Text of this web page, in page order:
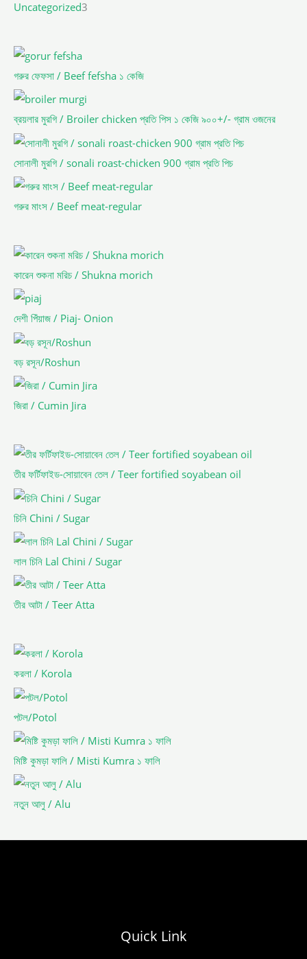
Uncategorized3
গরুর ফেফসা / Beef fefsha ১ কেজি
ব্রয়লার মুরগি / Broiler chicken প্রতি পিস ১ কেজি ৯০০+/- গ্রাম ওজনের
সোনালী মুরগি / sonali roast-chicken 900 গ্রাম প্রতি পিচ
গরুর মাংস / Beef meat-regular
কারেন শুকনা মরিচ / Shukna morich
দেশী পিঁয়াজ / Piaj- Onion
বড় রসূন/Roshun
জিরা / Cumin Jira
তীর ফর্টিফাইড-সোয়াবেন তেল / Teer fortified soyabean oil
চিনি Chini / Sugar
লাল চিনি Lal Chini / Sugar
তীর আটা / Teer Atta
করলা / Korola
পটল/Potol
মিষ্টি কুমড়া ফালি / Misti Kumra ১ ফালি
নতুন আলু / Alu
Quick Link